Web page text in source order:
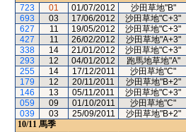
723
01 01/07/2012 沙田草地"B"
693
03 17/06/2012 沙田草地"C+3"
627
11 19/05/2012 沙田草地"C+3"
427
11 26/02/2012 沙田草地"A+3"
338
14 21/01/2012 沙田草地"C+3"
293
12 04/01/2012 跑馬地草地"A"
255
14 17/12/2011 沙田草地"C"
179
12 20/11/2011 沙田草地"B+2"
146
13 05/11/2011 沙田草地"C+3"
059
09 01/10/2011 沙田草地"C"
039
03 25/09/2011 沙田草地"B+2"
10/11 馬季